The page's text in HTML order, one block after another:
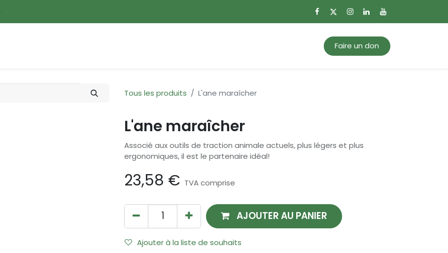
Faire un don
Tous les produits L'ane maraîcher
L'ane maraîcher
Associé aux outils de traction animale actuels, plus légers et plus
ergonomiques, il est le partenaire idéal!
23,58 € TVA comprise
AJOUTER AU PANIER
Ajouter à la liste de souhaits